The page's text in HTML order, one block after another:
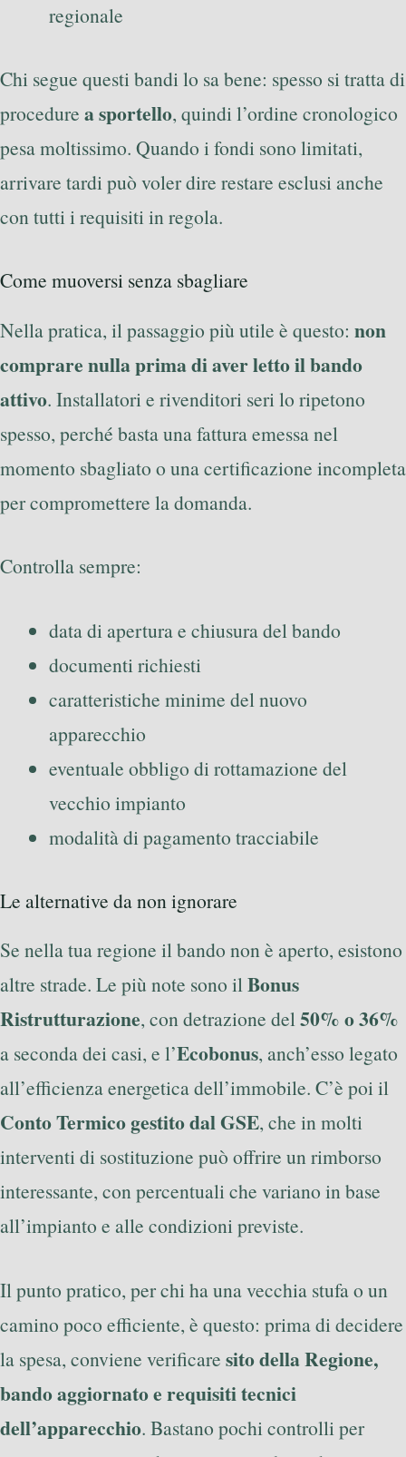
regionale
Chi segue questi bandi lo sa bene: spesso si tratta di
procedure a sportello, quindi l’ordine cronologico
pesa moltissimo. Quando i fondi sono limitati,
arrivare tardi può voler dire restare esclusi anche
con tutti i requisiti in regola.
Come muoversi senza sbagliare
Nella pratica, il passaggio più utile è questo: non
comprare nulla prima di aver letto il bando
attivo. Installatori e rivenditori seri lo ripetono
spesso, perché basta una fattura emessa nel
momento sbagliato o una certificazione incompleta
per compromettere la domanda.
Controlla sempre:
data di apertura e chiusura del bando
documenti richiesti
caratteristiche minime del nuovo
apparecchio
eventuale obbligo di rottamazione del
vecchio impianto
modalità di pagamento tracciabile
Le alternative da non ignorare
Se nella tua regione il bando non è aperto, esistono
altre strade. Le più note sono ilBonus
Ristrutturazione, con detrazione del50% o 36%
a seconda dei casi, e l’Ecobonus, anch’esso legato
all’efficienza energetica dell’immobile. C’è poi il
Conto Termico gestito dal GSE, che in molti
interventi di sostituzione può offrire un rimborso
interessante, con percentuali che variano in base
all’impianto e alle condizioni previste.
Il punto pratico, per chi ha una vecchia stufa o un
camino poco efficiente, è questo: prima di decidere
la spesa, conviene verificare sito della Regione,
bando aggiornato e requisiti tecnici
dell’apparecchio. Bastano pochi controlli per